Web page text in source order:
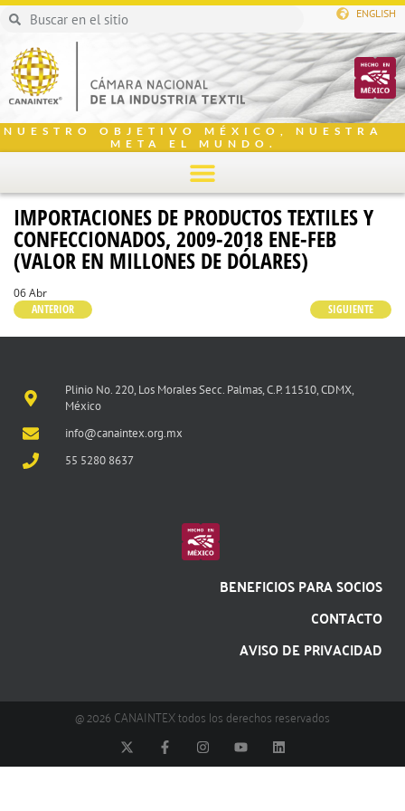
ENGLISH
NUESTRO OBJETIVO MÉXICO, NUESTRA
META EL MUNDO.
IMPORTACIONES DE PRODUCTOS TEXTILES Y
CONFECCIONADOS, 2009-2018 ENE-FEB
(VALOR EN MILLONES DE DÓLARES)
06 Abr
ANTERIOR
SIGUIENTE
Plinio No. 220, Los Morales Secc. Palmas, C.P. 11510, CDMX,
México
info@canaintex.org.mx
55 5280 8637
BENEFICIOS PARA SOCIOS
CONTACTO
AVISO DE PRIVACIDAD
@ 2026 CANAINTEX todos los derechos reservados